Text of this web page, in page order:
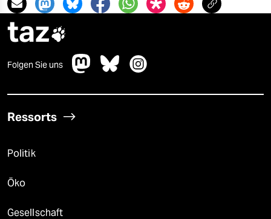
taz
Folgen Sie uns
Ressorts
Politik
Öko
Gesellschaft